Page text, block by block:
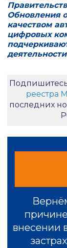
Обновления
качеством
цифровых
реестра
последних
внесении